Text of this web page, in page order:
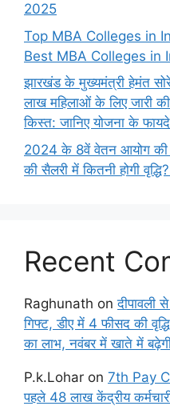
2025
Top MBA Colleges in
Best MBA Colleges in
झारखंड के मुख्यमंत्री हेमंत
लाख महिलाओं के लिए जारी
किस्त: जानिए योजना के
2024 के 8वें वेतन आयोग की
की सैलरी में कितनी होगी
Recent
Raghunath onदीपावली
गिफ्ट, डीए में 4 फीसद की
का लाभ, नवंबर में खाते में बढ़ेगी
P.k.Lohar on 7th Pay
पहले 48 लाख केंद्रीय